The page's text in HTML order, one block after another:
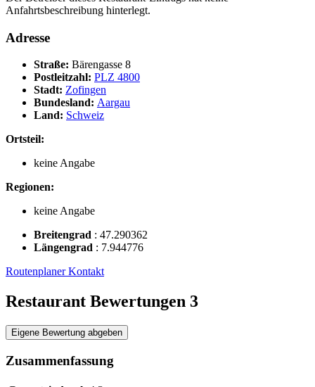
Anfahrtsbeschreibung hinterlegt.
Adresse
Straße: Bärengasse 8
Postleitzahl: PLZ 4800
Stadt: Zofingen
Bundesland: Aargau
Land: Schweiz
Ortsteil:
keine Angabe
Regionen:
keine Angabe
Breitengrad : 47.290362
Längengrad : 7.944776
RoutenplanerKontakt
Restaurant Bewertungen 3
Eigene Bewertung abgeben
Zusammenfassung